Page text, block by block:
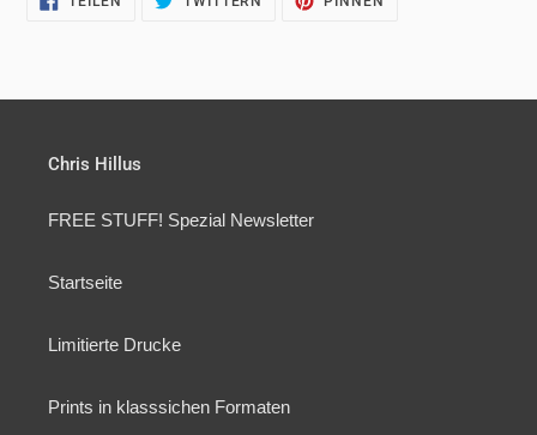
FACEBOOK
TWITTER
Chris Hillus
FREE STUFF! Spezial Newsletter
Startseite
Limitierte Drucke
Prints in klasssichen Formaten